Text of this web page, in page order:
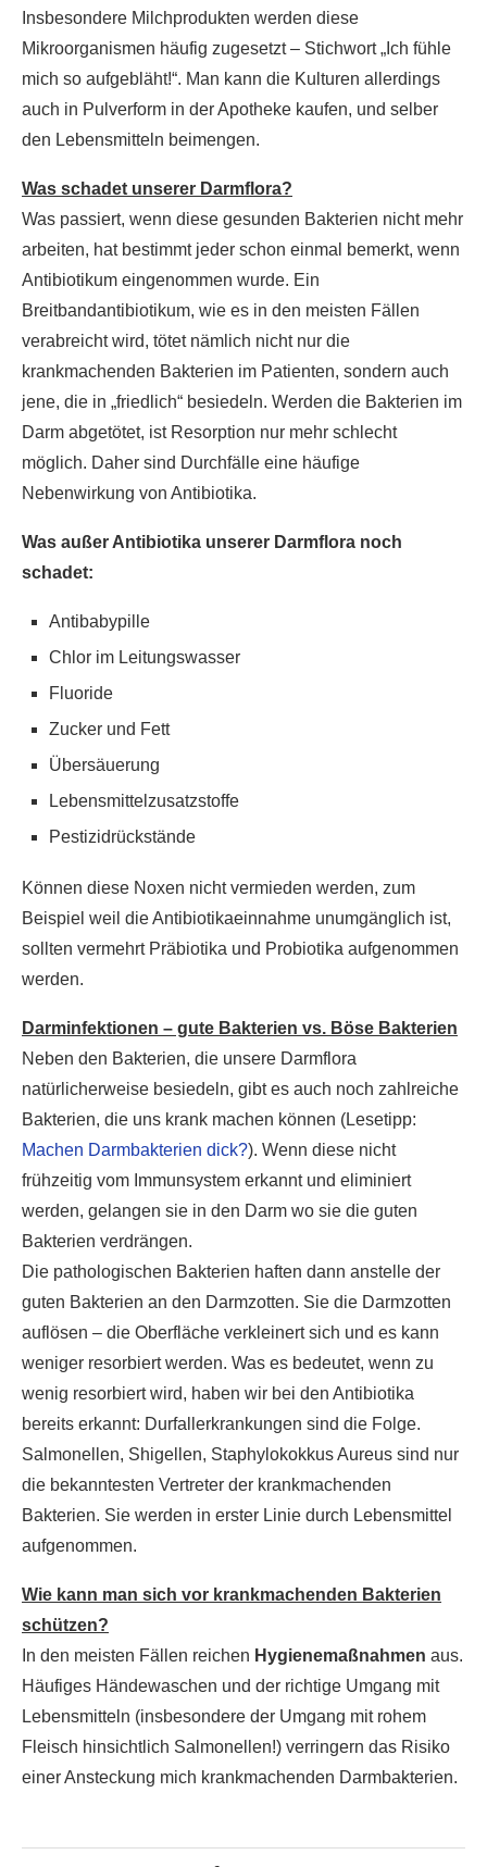
Insbesondere Milchprodukten werden diese
Mikroorganismen häufig zugesetzt – Stichwort „Ich fühle
mich so aufgebläht!“. Man kann die Kulturen allerdings
auch in Pulverform in der Apotheke kaufen, und selber
den Lebensmitteln beimengen.
Was schadet unserer Darmflora?
Was passiert, wenn diese gesunden Bakterien nicht mehr
arbeiten, hat bestimmt jeder schon einmal bemerkt, wenn
Antibiotikum eingenommen wurde. Ein
Breitbandantibiotikum, wie es in den meisten Fällen
verabreicht wird, tötet nämlich nicht nur die
krankmachenden Bakterien im Patienten, sondern auch
jene, die in „friedlich“ besiedeln. Werden die Bakterien im
Darm abgetötet, ist Resorption nur mehr schlecht
möglich. Daher sind Durchfälle eine häufige
Nebenwirkung von Antibiotika.
Was außer Antibiotika unserer Darmflora noch
schadet:
Antibabypille
Chlor im Leitungswasser
Fluoride
Zucker und Fett
Übersäuerung
Lebensmittelzusatzstoffe
Pestizidrückstände
Können diese Noxen nicht vermieden werden, zum
Beispiel weil die Antibiotikaeinnahme unumgänglich ist,
sollten vermehrt Präbiotika und Probiotika aufgenommen
werden.
Darminfektionen – gute Bakterien vs. Böse Bakterien
Neben den Bakterien, die unsere Darmflora
natürlicherweise besiedeln, gibt es auch noch zahlreiche
Bakterien, die uns krank machen können (Lesetipp:
Machen Darmbakterien dick?). Wenn diese nicht
frühzeitig vom Immunsystem erkannt und eliminiert
werden, gelangen sie in den Darm wo sie die guten
Bakterien verdrängen.
Die pathologischen Bakterien haften dann anstelle der
guten Bakterien an den Darmzotten. Sie die Darmzotten
auflösen – die Oberfläche verkleinert sich und es kann
weniger resorbiert werden. Was es bedeutet, wenn zu
wenig resorbiert wird, haben wir bei den Antibiotika
bereits erkannt: Durfallerkrankungen sind die Folge.
Salmonellen, Shigellen, Staphylokokkus Aureus sind nur
die bekanntesten Vertreter der krankmachenden
Bakterien. Sie werden in erster Linie durch Lebensmittel
aufgenommen.
Wie kann man sich vor krankmachenden Bakterien
schützen?
In den meisten Fällen reichen Hygienemaßnahmen aus.
Häufiges Händewaschen und der richtige Umgang mit
Lebensmitteln (insbesondere der Umgang mit rohem
Fleisch hinsichtlich Salmonellen!) verringern das Risiko
einer Ansteckung mich krankmachenden Darmbakterien.